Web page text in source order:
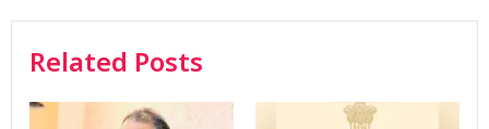
Related Posts